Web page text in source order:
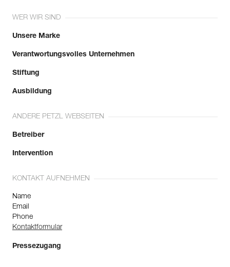
WER WIR SIND
Unsere Marke
Verantwortungsvolles Unternehmen
Stiftung
Ausbildung
ANDERE PETZL WEBSEITEN
Betreiber
Intervention
KONTAKT AUFNEHMEN
Name
Email
Phone
Kontaktformular
Pressezugang